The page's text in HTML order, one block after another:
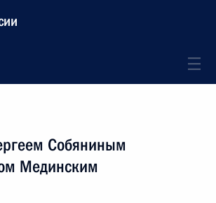
Собяниным
Мединским